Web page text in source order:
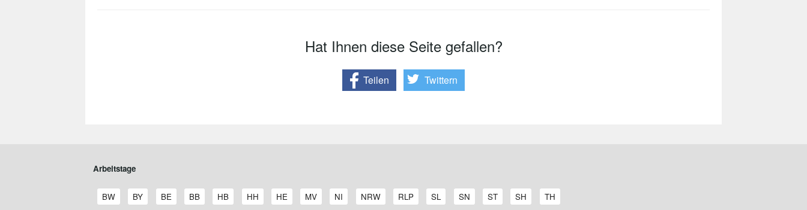
Hat Ihnen diese Seite gefallen?
Teilen Twittern
Arbeitstage
A
r
BW
A
r
BY
A
r
BE
A
r
BB
A
r
HB
A
r
HH
A
r
HE
A
r
MV
A
r
NI
A
r
NRW
A
r
RLP
A
r
SL
A
r
SN
A
r
ST
A
r
SH
A
r
TH